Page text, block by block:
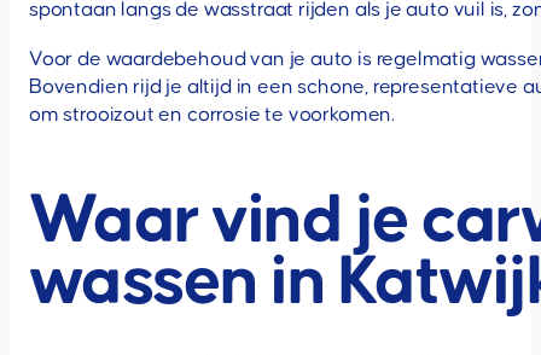
spontaan langs de wasstraat rijden als je auto vuil is,
Voor de waardebehoud van je auto is regelmatig
Bovendien rijd je altijd in een schone, representatieve
om strooizout en corrosie te voorkomen.
Waar vind je
wassen in